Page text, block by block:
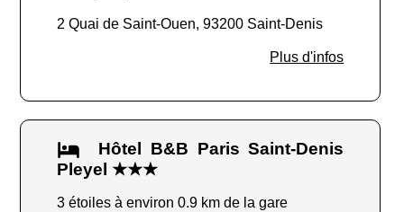
2 Quai de Saint-Ouen, 93200 Saint-Denis
Plus d'infos
Hôtel B&B Paris Saint-Denis
Pleyel ★★★
3 étoiles à environ 0.9 km de la gare